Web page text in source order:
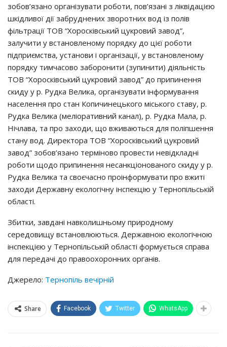
зобов’язано організувати роботи, пов’язані з ліквідацією
шкідливої дії забруднених зворотних вод із полів
фільтрації ТОВ “Хоросківський цукровий завод”,
залучити у встановленому порядку до цієї роботи
підприємства, установи і організації, у встановленому
порядку тимчасово заборонити (зупинити) діяльність
ТОВ “Хоросківський цукровий завод” до припинення
скиду у р. Рудка Велика, організувати інформування
населення про стан Копичинецького міського ставу, р.
Рудка Велика (меліоративний канал), р. Рудка Мала, р.
Нічлава, та про заходи, що вживаються для поліпшення
стану вод. Директора ТОВ “Хоросківський цукровий
завод” зобов’язано терміново провести невідкладні
роботи щодо припинення несанкціонованого скиду у р.
Рудка Велика та своєчасно проінформувати про вжиті
заходи Державну екологічну інспекцію у Тернопільській
області.
Збитки, завдані навколишньому природному
середовищу встановлюються. Державною екологічною
інспекцією у Тернопільській області формується справа
для передачі до правоохоронних органів.
Джерело: Тернопіль вечірній
Share Facebook Twitter WhatsApp